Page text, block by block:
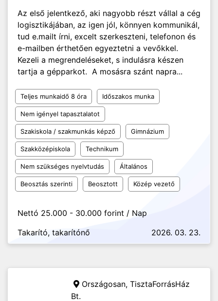
Az első jelentkező, aki nagyobb részt vállal a cég
logisztikájában, az igen jól, könnyen kommunikál,
tud e.mailt írni, excelt szerkeszteni, telefonon és
e-mailben érthetően egyeztetni a vevőkkel.
Kezeli a megrendeléseket, s indulásra készen
tartja a gépparkot. A mosásra szánt napra...
Teljes munkaidő 8 óra Időszakos munka
Nem igényel tapasztalatot
Szakiskola / szakmunkás képző Gimnázium
Szakközépiskola Technikum
Nem szükséges nyelvtudás Általános
Beosztás szerinti Beosztott Közép vezető
Nettó 25.000 - 30.000 forint / Nap
Takarító, takarítónő
2026. 03. 23.
Országosan, TisztaForrásHáz
Bt.